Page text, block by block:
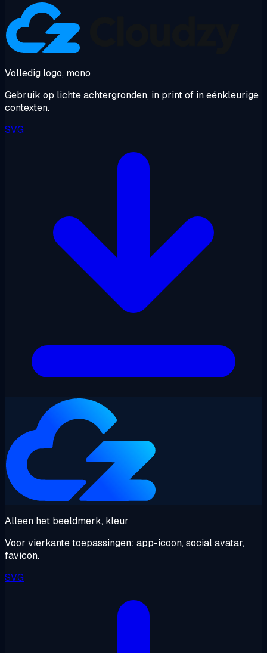
Volledig logo, mono
Gebruik op lichte achtergronden, in print of in eénkleurige
contexten.
SVG
Alleen het beeldmerk, kleur
Voor vierkante toepassingen: app-icoon, social avatar,
favicon.
SVG